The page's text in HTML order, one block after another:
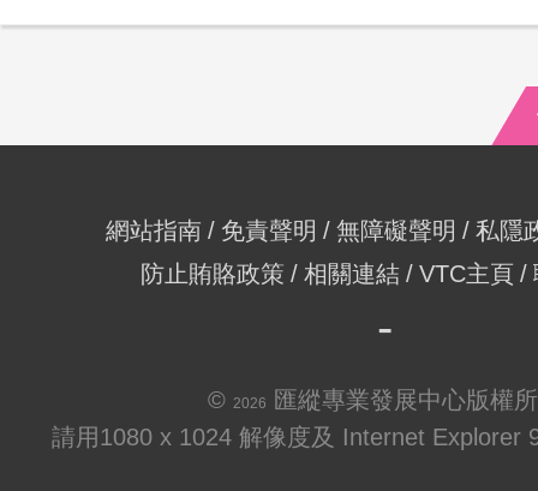
網站指南 免責聲明 無障礙聲明
私隱
防止賄賂政策
相關連結 VTC主頁
© 2026
匯縱專業發展中心版權
請用1080 x 1024 解像度及 Internet Explorer